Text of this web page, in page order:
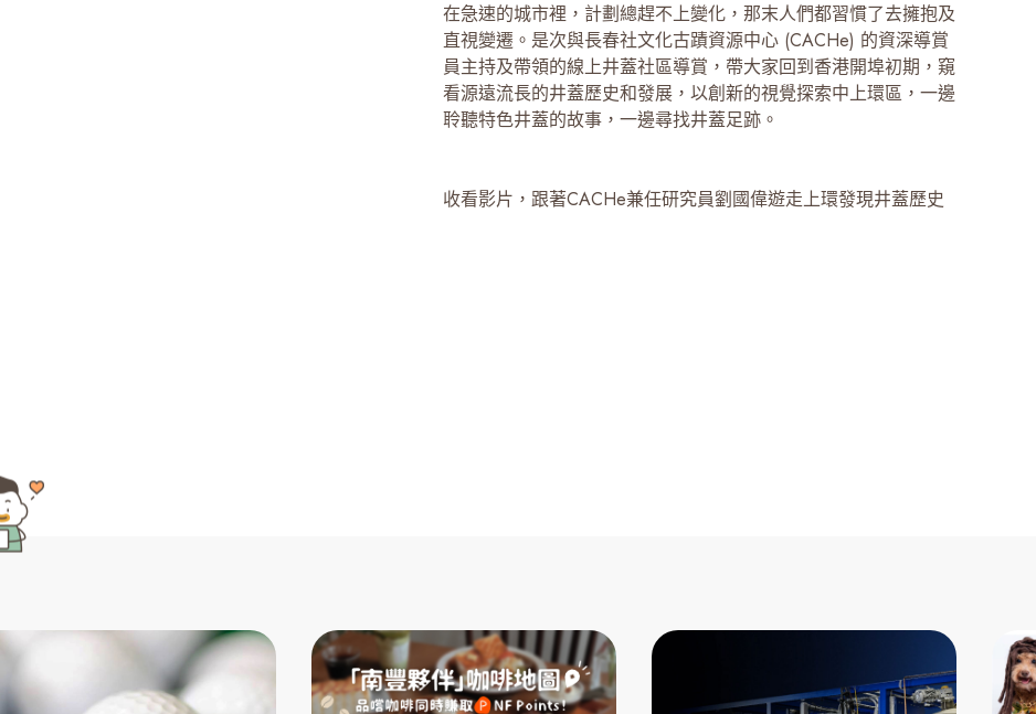
在急速的城市裡，計劃總趕不上變化，那末人們都習慣了去擁抱及
直視變遷。是次與長春社文化古蹟資源中心 (CACHe) 的資深導賞
員主持及帶領的線上井蓋社區導賞，帶大家回到香港開埠初期，窺
看源遠流長的井蓋歷史和發展，以創新的視覺探索中上環區，一邊
聆聽特色井蓋的故事，一邊尋找井蓋足跡。
收看影片，跟著CACHe兼任研究員劉國偉遊走上環發現井蓋歷史